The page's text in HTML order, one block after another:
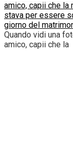
amico, capii che la
stava per essere
giorno del
Quando vidi una
amico, capii che la